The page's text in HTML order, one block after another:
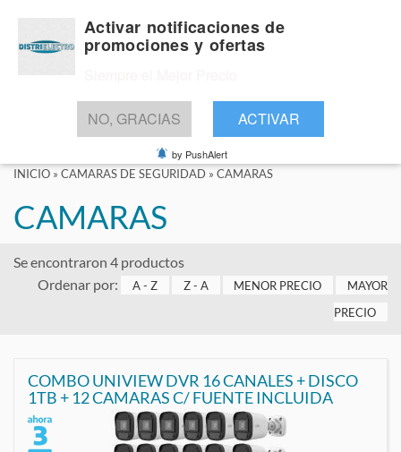
INICIO » CAMARAS DE SEGURIDAD » CAMARAS
CAMARAS
Se encontraron 4 productos
Ordenar por:
A - Z Z - A MENOR PRECIO
MAYOR
PRECIO
COMBO UNIVIEW DVR 16 CANALES + DISCO
1TB + 12 CAMARAS C/ FUENTE INCLUIDA
Activar notificaciones de
promociones y ofertas
NO, GRACIAS ACTIVAR
by PushAlert